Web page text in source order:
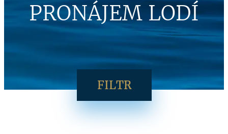
PRONÁJEM LODÍ
FILTR